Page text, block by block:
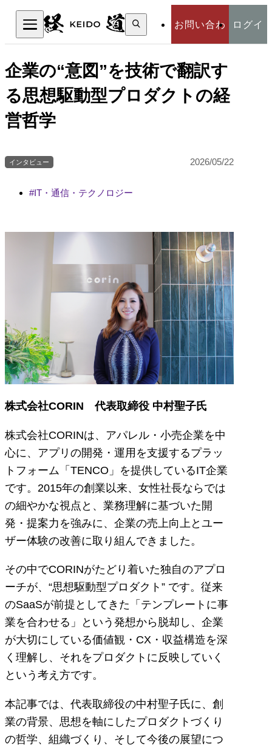
お問い合わ
せ
ログイ
検
索:
検索
企業の“意図”を技術で翻訳す
る思想駆動型プロダクトの経
営哲学
インタビュー 2026/05/22
IT・通信・テクノロジー
株式会社CORIN 代表取締役 中村聖子氏
株式会社CORINは、アパレル・小売企業を中
心に、アプリの開発・運用を支援するプラッ
トフォーム「TENCO」を提供しているIT企業
です。2015年の創業以来、女性社長ならでは
の細やかな視点と、業務理解に基づいた開
発・提案力を強みに、企業の売上向上とユー
ザー体験の改善に取り組んできました。
その中でCORINがたどり着いた独自のアプロ
ーチが、“思想駆動型プロダクト” です。従来
のSaaSが前提としてきた「テンプレートに事
業を合わせる」という発想から脱却し、企業
が大切にしている価値観・CX・収益構造を深
く理解し、それをプロダクトに反映していく
という考え方です。
本記事では、代表取締役の中村聖子氏に、創
業の背景、思想を軸にしたプロダクトづくり
の哲学、組織づくり、そして今後の展望につ